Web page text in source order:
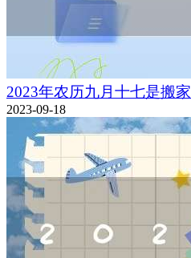
2023年农历九月十七是搬
2023-09-18